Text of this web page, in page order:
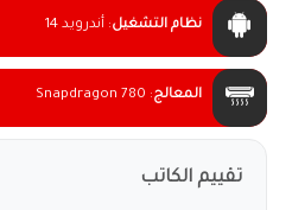
نظام التشغيل: أندرويد 14
المعالج:
Snapdragon 780
تقييم الكاتب